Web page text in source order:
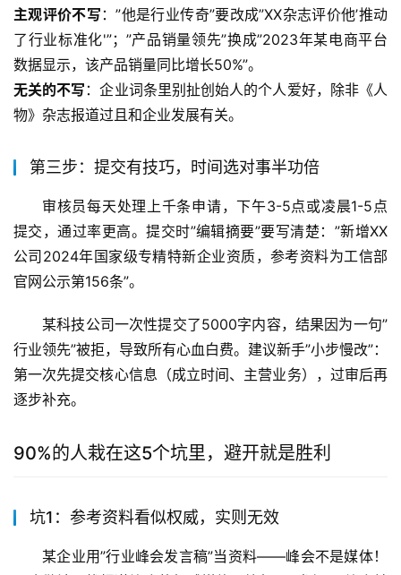
主观评价不写 ：”他是行业传奇”要改成”XX杂志评价他’推动
了行业标准化'”；”产品销量领先”换成”2023年某电商平台
数据显示，该产品销量同比增长50%”。
无关的不写 ：企业词条里别扯创始人的个人爱好，除非《人
物》杂志报道过且和企业发展有关。
第三步：提交有技巧，时间选对事半功倍
审核员每天处理上千条申请，下午3-5点或凌晨1-5点
提交，通过率更高。提交时”编辑摘要”要写清楚：”新增XX
公司2024年国家级专精特新企业资质，参考资料为工信部
官网公示第156条”。
某科技公司一次性提交了5000字内容，结果因为一句”
行业领先”被拒，导致所有心血白费。建议新手”小步慢改”：
第一次先提交核心信息（成立时间、主营业务），过审后再
逐步补充。
90%的人栽在这5个坑里，避开就是胜利
坑1：参考资料看似权威，实则无效
某企业用”行业峰会发言稿”当资料——峰会不是媒体！